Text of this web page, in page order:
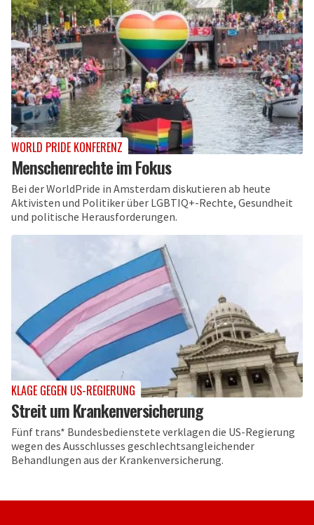
WORLD PRIDE KONFERENZ
Menschenrechte im Fokus
Bei der WorldPride in Amsterdam diskutieren ab heute
Aktivisten und Politiker über LGBTIQ+-Rechte, Gesundheit
und politische Herausforderungen.
KLAGE GEGEN US-REGIERUNG
Streit um Krankenversicherung
Fünf trans* Bundesbedienstete verklagen die US-Regierung
wegen des Ausschlusses geschlechtsangleichender
Behandlungen aus der Krankenversicherung.